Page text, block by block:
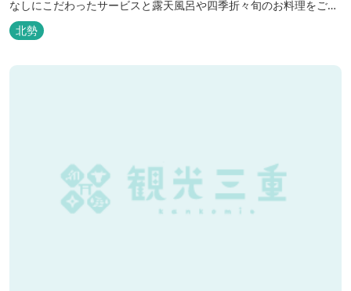
なしにこだわったサービスと露天風呂や四季折々旬のお料理をご満
喫いただけます。
北勢